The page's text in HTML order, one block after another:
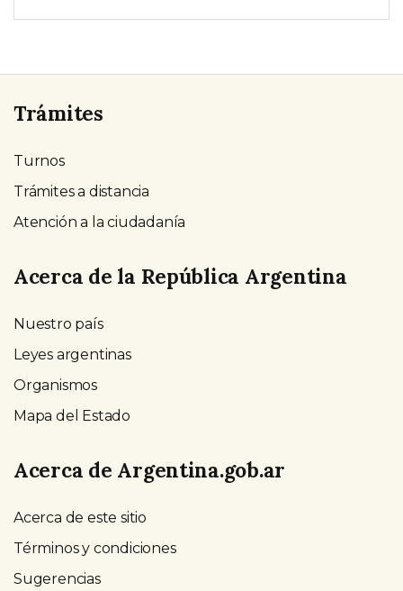
Trámites
Turnos
Trámites a distancia
Atención a la ciudadanía
Acerca de la República Argentina
Nuestro país
Leyes argentinas
Organismos
Mapa del Estado
Acerca de Argentina.gob.ar
Acerca de este sitio
Términos y condiciones
Sugerencias